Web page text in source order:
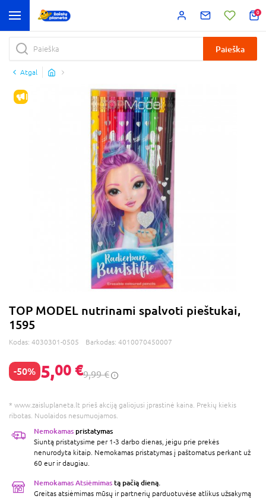
0
Paieška
Atgal
IŠPARDAVIMAS
TOP MODEL nutrinami spalvoti pieštukai,
1595
Kodas: 4030301-0505 Barkodas: 4010070450007
-50% 5,00 €9,99 €
* www.zaisluplaneta.lt prieš akciją galiojusi įprastinė kaina. Prekių kiekis
ribotas. Nuolaidos nesumuojamos.
Nemokamas pristatymas
Siuntą pristatysime per 1-3 darbo dienas, jeigu prie prekės
nenurodyta kitaip. Nemokamas pristatymas į paštomatus perkant už
60 eur ir daugiau.
Nemokamas Atsiėmimas tą pačią dieną.
Greitas atsiėmimas mūsų ir partnerių parduotuvėse atlikus užsakymą